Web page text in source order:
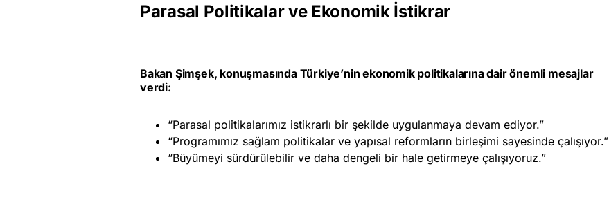
Parasal Politikalar ve Ekonomik İstikrar
Bakan Şimşek, konuşmasında Türkiye’nin ekonomik politikalarına dair önemli mesajlar
verdi:
“Parasal politikalarımız istikrarlı bir şekilde uygulanmaya devam ediyor.”
“Programımız sağlam politikalar ve yapısal reformların birleşimi sayesinde çalışıyor.”
“Büyümeyi sürdürülebilir ve daha dengeli bir hale getirmeye çalışıyoruz.”